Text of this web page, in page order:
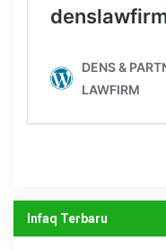
Infaq Terbaru